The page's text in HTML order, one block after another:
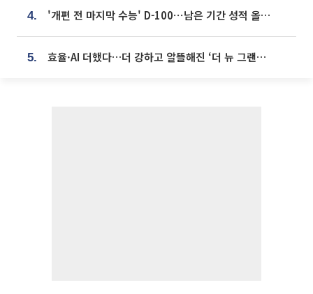
4. '개편 전 마지막 수능' D-100⋯남은 기간 성적 올릴 전략은
5. 효율·AI 더했다…더 강하고 알뜰해진 ‘더 뉴 그랜저 하이브리드’ [ET의 모빌리티]